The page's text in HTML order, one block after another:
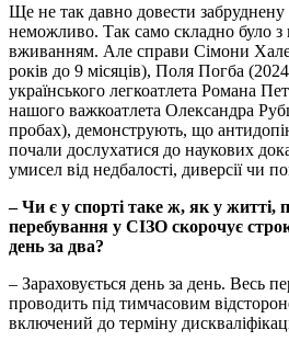
Ще не так давно довести
неможливо. Так само складно було
вживанням. Але справи Сімони
років до 9 місяців), Поля Погба
українського легкоатлета Романа
нашого важкоатлета Олександра
пробах), демонструють, що
почали дослухатися до наукових
умисел від недбалості, диверсії чи
– Чи є у спорті таке ж, як у житті,
перебування у СІЗО скорочує
день за два?
– Зараховується день за день. Весь
проводить під тимчасовим
включений до терміну